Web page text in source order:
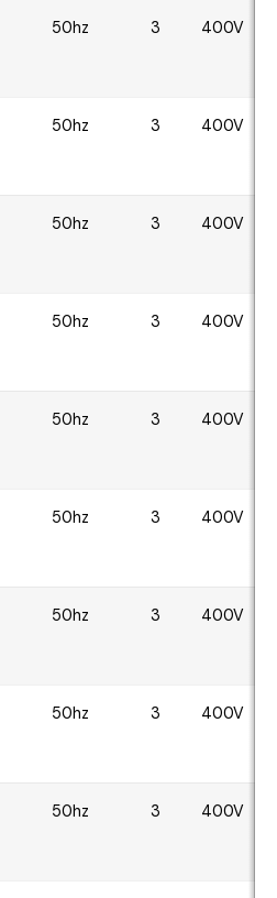
50hz 3 400V
50hz 3 400V
50hz 3 400V
50hz 3 400V
50hz 3 400V
50hz 3 400V
50hz 3 400V
50hz 3 400V
50hz 3 400V